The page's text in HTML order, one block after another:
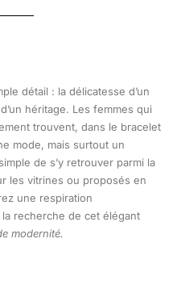
détail : la délicatesse d’un
héritage. Les femmes qui
trouvent, dans le bracelet
mode, mais surtout un
de s’y retrouver parmi la
les vitrines ou proposés en
une respiration
recherche de cet élégant
modernité.